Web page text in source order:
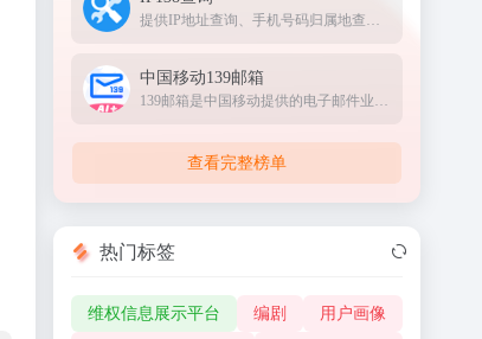
提供IP地址查询、手机号码归属地查询、邮政编码查询及身份证号码验证等服务
中国移动139邮箱
139邮箱是中国移动提供的电子邮件业务，以手机号@139.com作为邮箱地址，来邮短信及时提醒,同时提供WEB、WAP、短彩信、APP等多种方式，随时随地收发邮件
查看完整榜单
热门标签
维权信息展示平台 编剧 用户画像